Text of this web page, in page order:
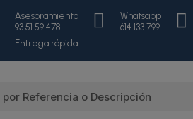
Asesoramiento
93 51 59 478
Whatsapp
614 133 799
Entrega rápida